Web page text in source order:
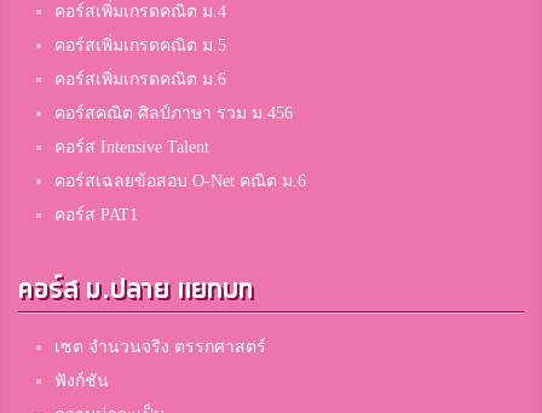
คอร์สเพิ่มเกรดคณิต ม.4
คอร์สเพิ่มเกรดคณิต ม.5
คอร์สเพิ่มเกรดคณิต ม.6
คอร์สคณิต ศิลป์ภาษา รวม ม.456
คอร์ส Intensive Talent
คอร์สเฉลยข้อสอบ O-Net คณิต ม.6
คอร์ส PAT1
คอร์ส ม.ปลาย แยกบท
เซต จำนวนจริง ตรรกศาสตร์
ฟังก์ชัน